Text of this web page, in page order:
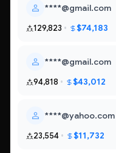
****@gmail.com
129,823 $74,183
****@gmail.com
94,818 $43,012
****@yahoo.com
23,554 $11,732